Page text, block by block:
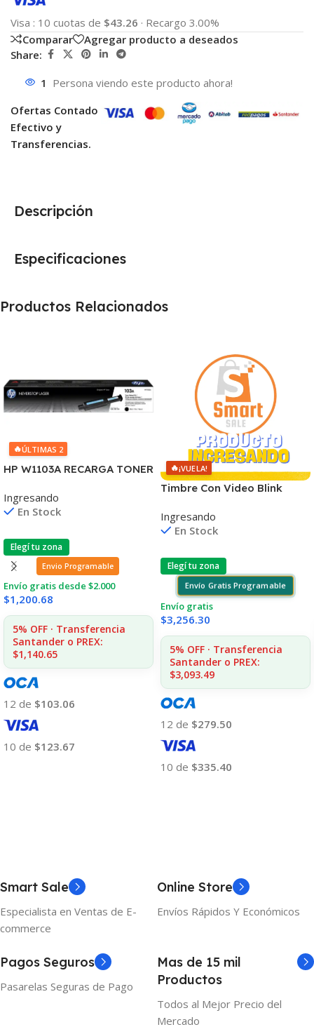
Visa : 10 cuotas de $43.26 · Recargo 3.00%
Comparar
Agregar producto a deseados
Share:
1 Persona viendo este producto ahora!
Ofertas Contado
Efectivo y
Transferencias.
Descripción
Especificaciones
Productos Relacionados
🔥ÚLTIMAS 2
HP W1103A RECARGA TONER
1000/1001/1020/1200 (B)
Ingresando
En Stock
Elegí tu zona
Envio Programable
Envío gratis desde $2.000
$1,200.68
5% OFF · Transferencia
Santander o PREX:
$1,140.65
12 de $103.06
10 de $123.67
🔥¡VUELA!
Timbre Con Video Blink
Ingresando
En Stock
Elegí tu zona
Envío Gratis Programable
Envío gratis
$3,256.30
5% OFF · Transferencia
Santander o PREX:
$3,093.49
12 de $279.50
10 de $335.40
Smart Sale
Especialista en Ventas de E-
commerce
Online Store
Envíos Rápidos Y Económicos
Pagos Seguros
Pasarelas Seguras de Pago
Mas de 15 mil
Productos
Todos al Mejor Precio del
Mercado